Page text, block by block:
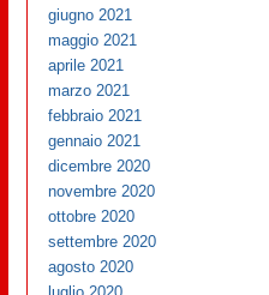
giugno 2021
maggio 2021
aprile 2021
marzo 2021
febbraio 2021
gennaio 2021
dicembre 2020
novembre 2020
ottobre 2020
settembre 2020
agosto 2020